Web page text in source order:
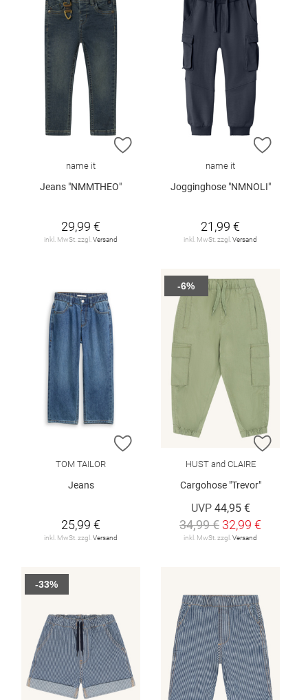
ZUR WUNSCHLISTE HINZUFÜGEN
name it
Jeans "NMMTHEO"
29,99 €
inkl. MwSt. zzgl. Versand
ZUR
name it
Jogginghose "NMNOLI"
21,99 €
inkl. MwSt. zzgl. Versand
ZUR WUNSCHLISTE HINZUFÜGEN
TOM TAILOR
Jeans
25,99 €
inkl. MwSt. zzgl. Versand
ZUR
HUST and CLAIRE
Cargohose "Trevor"
UVP 44,95 €
34,99 € 32,99 €
inkl. MwSt. zzgl. Versand
-6%
-33%